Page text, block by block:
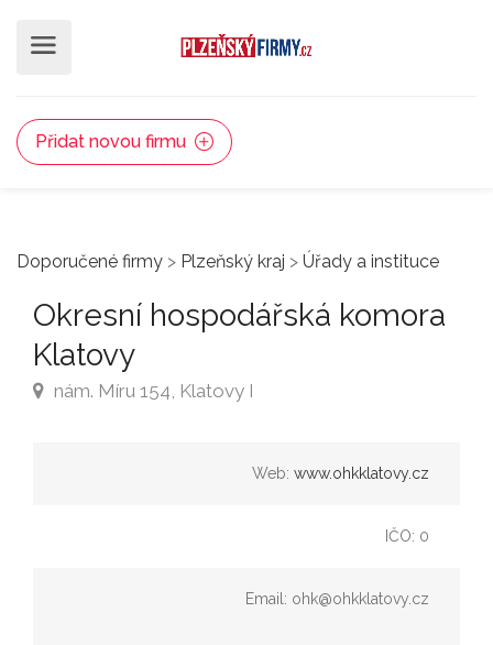
Přidat novou firmu
Doporučené firmy > Plzeňský kraj > Úřady a instituce
Okresní hospodářská komora
Klatovy
nám. Míru 154, Klatovy I
Web: www.ohkklatovy.cz
IČO: 0
Email: ohk@ohkklatovy.cz